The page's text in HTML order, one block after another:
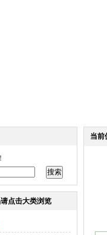
点击大类浏览
当前